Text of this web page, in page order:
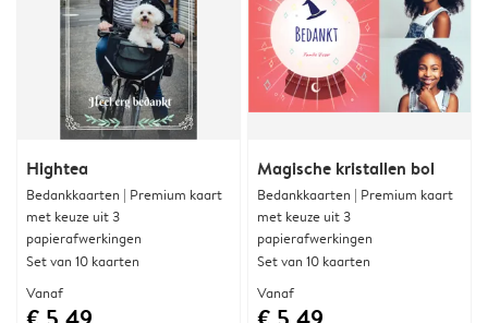
Hightea
Bedankkaarten | Premium kaart
met keuze uit 3
papierafwerkingen
Set van 10 kaarten
Vanaf
Magische kristallen bol
Bedankkaarten | Premium kaart
met keuze uit 3
papierafwerkingen
Set van 10 kaarten
Vanaf